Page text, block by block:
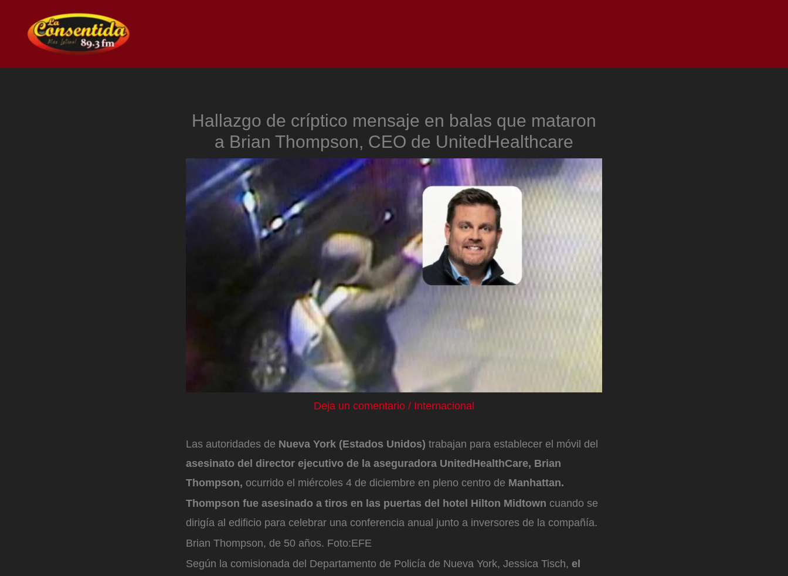
contenido
Hallazgo de críptico mensaje en balas que mataron
a Brian Thompson, CEO de UnitedHealthcare
Deja un comentario / Internacional
Las autoridades de Nueva York (Estados Unidos) trabajan para establecer el móvil del
asesinato del director ejecutivo de la aseguradora UnitedHealthCare, Brian
Thompson, ocurrido el miércoles 4 de diciembre en pleno centro de Manhattan.
Thompson fue asesinado a tiros en las puertas del hotel Hilton Midtown cuando se
dirigía al edificio para celebrar una conferencia anual junto a inversores de la compañía.
Brian Thompson, de 50 años. Foto:EFE
Según la comisionada del Departamento de Policía de Nueva York, Jessica Tisch, el